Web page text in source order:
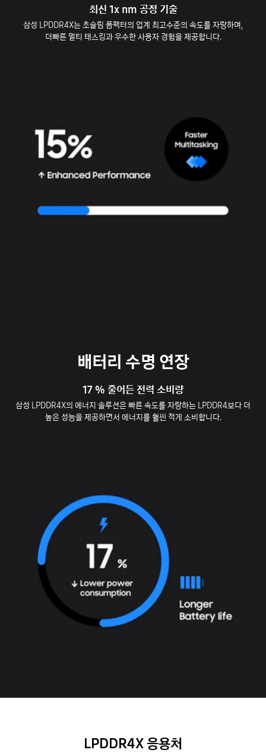
최신 1x nm 공정 기술
삼성 LPDDR4X는 초슬림 폼팩터의 업계 최고수준의 속도를 자랑하며,
더빠른 멀티 태스킹과 우수한 사용자 경험을 제공합니다.
배터리 수명 연장
17 % 줄어든 전력 소비량
삼성 LPDDR4X의 에너지 솔루션은 빠른 속도를 자랑하는 LPDDR4보다 더
높은 성능을 제공하면서 에너지를 훨씬 적게 소비합니다.
LPDDR4X 응용처